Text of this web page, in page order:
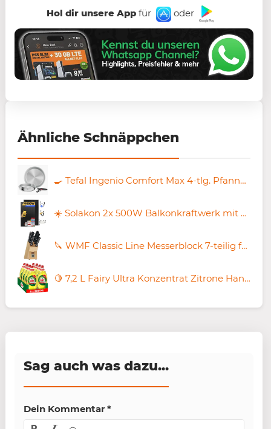
Hol dir unsere Appfür oder
Ähnliche Schnäppchen
🍳 Tefal Ingenio Comfort Max 4-tlg. Pfannen-Set für 59,39€ (statt 70€)
☀️ Solakon 2x 500W Balkonkraftwerk mit Wechselrichter und Stecker für 259,04€ (statt 300€) + 30€ Netto
🔪 WMF Classic Line Messerblock 7-teilig für 53,49€ (statt 68€)
🍋 7,2 L Fairy Ultra Konzentrat Zitrone Handgeschirrspülmittel ab 21,56€ (statt 29€)
Sag auch was dazu...
Dein Kommentar *